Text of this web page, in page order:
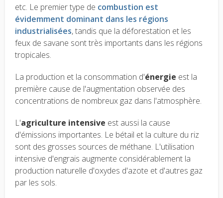
etc. Le premier type de combustion est
évidemment dominant dans les régions
industrialisées, tandis que la déforestation et les
feux de savane sont très importants dans les régions
tropicales.
La production et la consommation d'énergie est la
première cause de l'augmentation observée des
concentrations de nombreux gaz dans l'atmosphère.
L'agriculture intensive est aussi la cause
d'émissions importantes. Le bétail et la culture du riz
sont des grosses sources de méthane. L'utilisation
intensive d'engrais augmente considérablement la
production naturelle d'oxydes d'azote et d'autres gaz
par les sols.